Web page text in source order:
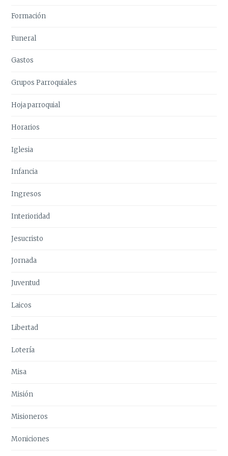
Formación
Funeral
Gastos
Grupos Parroquiales
Hoja parroquial
Horarios
Iglesia
Infancia
Ingresos
Interioridad
Jesucristo
Jornada
Juventud
Laicos
Libertad
Lotería
Misa
Misión
Misioneros
Moniciones